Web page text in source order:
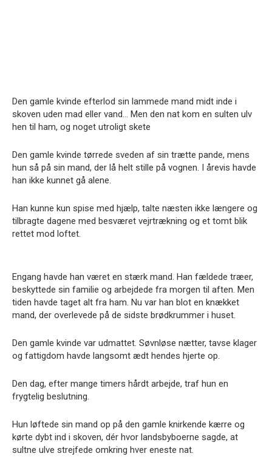
Den gamle kvinde efterlod sin lammede mand midt inde i
skoven uden mad eller vand… Men den nat kom en sulten ulv
hen til ham, og noget utroligt skete
Den gamle kvinde tørrede sveden af sin trætte pande, mens
hun så på sin mand, der lå helt stille på vognen. I årevis havde
han ikke kunnet gå alene.
Han kunne kun spise med hjælp, talte næsten ikke længere og
tilbragte dagene med besværet vejrtrækning og et tomt blik
rettet mod loftet.
Engang havde han været en stærk mand. Han fældede træer,
beskyttede sin familie og arbejdede fra morgen til aften. Men
tiden havde taget alt fra ham. Nu var han blot en knækket
mand, der overlevede på de sidste brødkrummer i huset.
Den gamle kvinde var udmattet. Søvnløse nætter, tavse klager
og fattigdom havde langsomt ædt hendes hjerte op.
Den dag, efter mange timers hårdt arbejde, traf hun en
frygtelig beslutning.
Hun løftede sin mand op på den gamle knirkende kærre og
kørte dybt ind i skoven, dér hvor landsbyboerne sagde, at
sultne ulve strejfede omkring hver eneste nat.